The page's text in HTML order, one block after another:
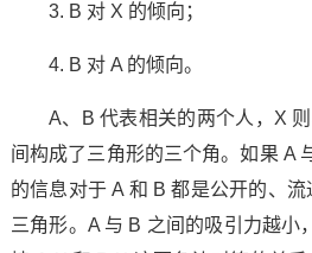
3. B 对 X 的倾向；
4. B 对 A 的倾向。
A、B 代表相关的两个人，X
间构成了三角形的三个角。如果 A
的信息对于 A 和 B 都是公开的、
三角形。A 与 B 之间的吸引力越